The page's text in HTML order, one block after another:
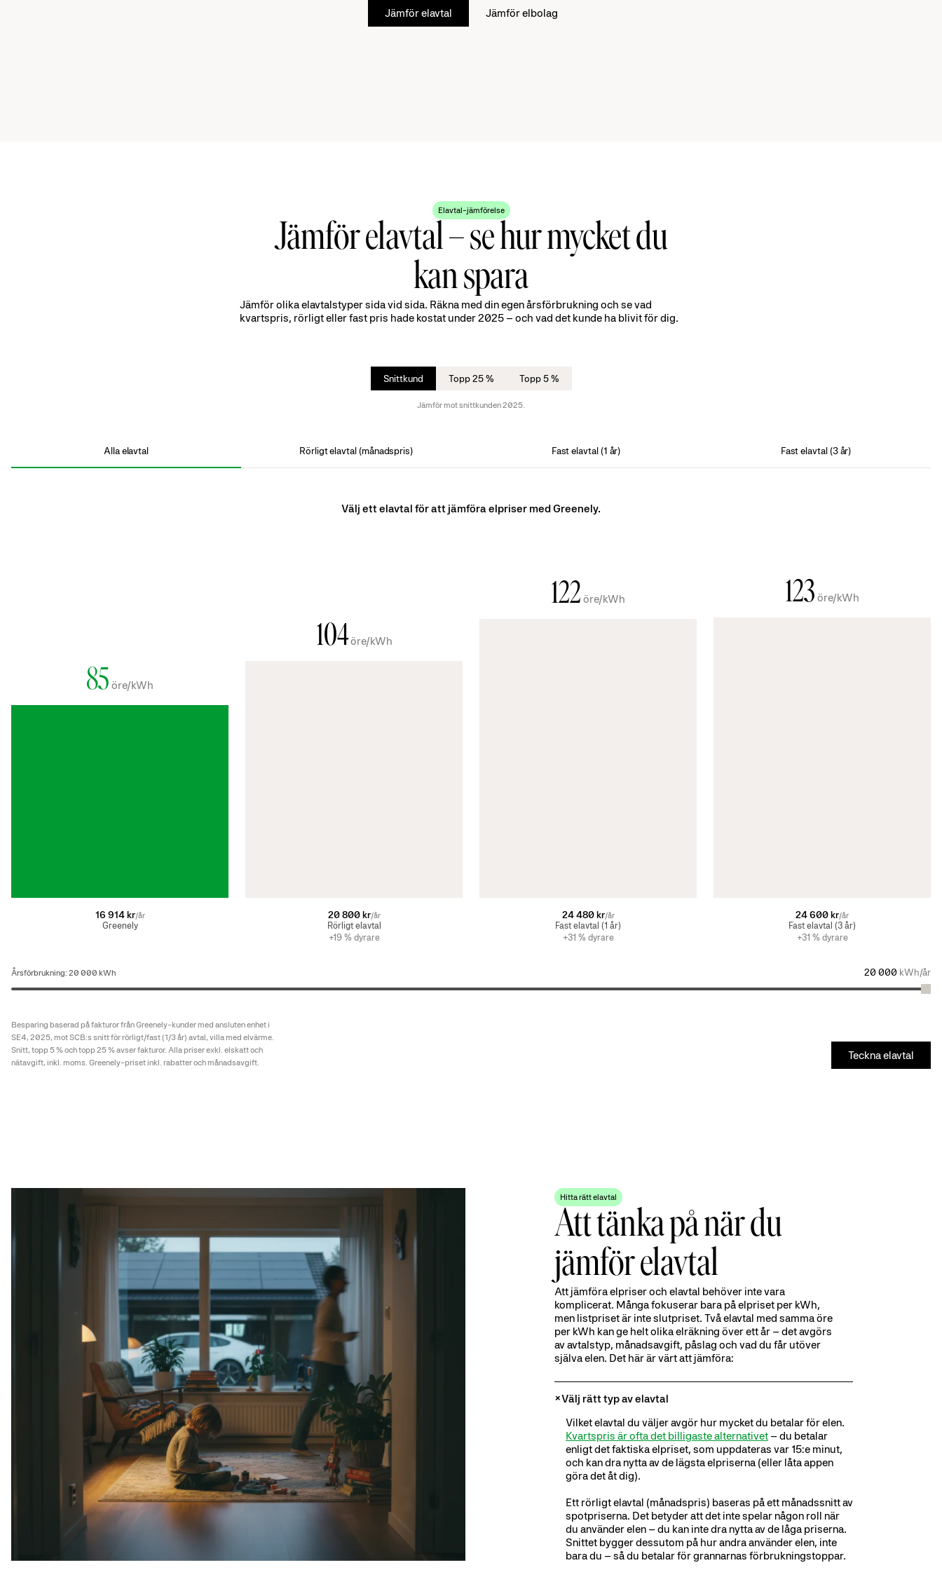
Jämför elavtal
Jämför elbolag
Elavtal-jämförelse
Jämför elavtal – se hur mycket du
kan spara
Jämför olika elavtalstyper sida vid sida. Räkna med din egen årsförbrukning och se vad
kvartspris, rörligt eller fast pris hade kostat under 2025 – och vad det kunde ha blivit för dig.
Snittkund Topp 25 % Topp 5 %
Jämför mot snittkunden 2025.
Alla elavtal Rörligt elavtal (månadspris) Fast elavtal (1 år) Fast elavtal (3 år)
Välj ett elavtal för att jämföra elpriser med Greenely.
85 öre/kWh
16 914 kr/år
Greenely
104öre/kWh
20 800 kr/år
Rörligt elavtal
+19 % dyrare
122 öre/kWh
24 480 kr/år
Fast elavtal (1 år)
+31 % dyrare
123 öre/kWh
24 600 kr/år
Fast elavtal (3 år)
+31 % dyrare
Årsförbrukning: 20 000 kWh 20 000 kWh/år
Besparing baserad på fakturor från Greenely-kunder med ansluten enhet i
SE4, 2025, mot SCB:s snitt för rörligt/fast (1/3 år) avtal, villa med elvärme.
Snitt, topp 5 % och topp 25 % avser fakturor. Alla priser exkl. elskatt och
nätavgift, inkl. moms. Greenely-priset inkl. rabatter och månadsavgift.
Teckna elavtal
Hitta rätt elavtal
Att tänka på när du
jämför elavtal
Att jämföra elpriser och elavtal behöver inte vara
komplicerat. Många fokuserar bara på elpriset per kWh,
men listpriset är inte slutpriset. Två elavtal med samma öre
per kWh kan ge helt olika elräkning över ett år – det avgörs
av avtalstyp, månadsavgift, påslag och vad du får utöver
själva elen. Det här är värt att jämföra:
Välj rätt typ av elavtal
Vilket elavtal du väljer avgör hur mycket du betalar för elen.
Kvartspris är ofta det billigaste alternativet – du betalar
enligt det faktiska elpriset, som uppdateras var 15:e minut,
och kan dra nytta av de lägsta elpriserna (eller låta appen
göra det åt dig).
Ett rörligt elavtal (månadspris) baseras på ett månadssnitt av
spotpriserna. Det betyder att det inte spelar någon roll när
du använder elen – du kan inte dra nytta av de låga priserna.
Snittet bygger dessutom på hur andra använder elen, inte
bara du – så du betalar för grannarnas förbrukningstoppar.